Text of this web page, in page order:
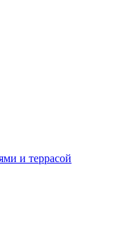
и террасой